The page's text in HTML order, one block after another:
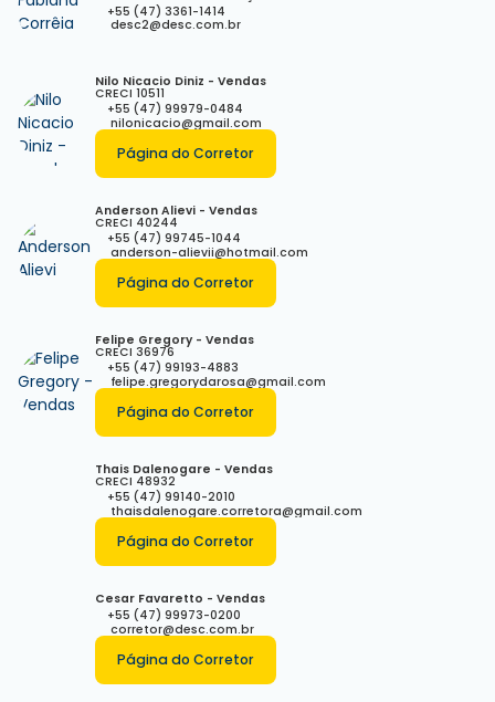
+55 (47) 3361-1414
desc2@desc.com.br
Nilo Nicacio Diniz - Vendas
CRECI 10511
+55 (47) 99979-0484
nilonicacio@gmail.com
Página do Corretor
Anderson Alievi - Vendas
CRECI 40244
+55 (47) 99745-1044
anderson-alievii@hotmail.com
Página do Corretor
Felipe Gregory - Vendas
CRECI 36976
+55 (47) 99193-4883
felipe.gregorydarosa@gmail.com
Página do Corretor
Thais Dalenogare - Vendas
CRECI 48932
+55 (47) 99140-2010
thaisdalenogare.corretora@gmail.com
Página do Corretor
Cesar Favaretto - Vendas
+55 (47) 99973-0200
corretor@desc.com.br
Página do Corretor